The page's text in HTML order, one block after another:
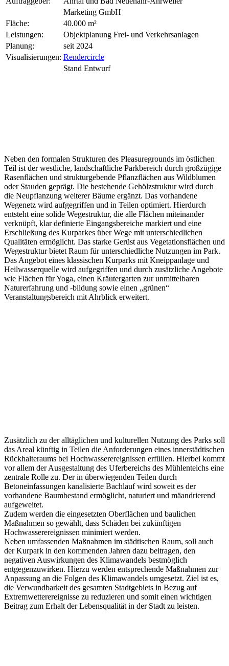
Marketing GmbH
Fläche:
40.000 m²
Leistungen:
Objektplanung Frei- und Verkehrsanlagen
Planung:
seit 2024
Visualisierungen: Rendercircle
Stand Entwurf
Neben den formalen Strukturen des Pleasuregrounds im östlichen
Teil ist der westliche, landschaftliche Parkbereich durch großzügige
Rasenflächen und strukturgebende Pflanzflächen aus Wildblumen
oder Stauden geprägt. Die bestehende Gehölzstruktur wird durch
die Neupflanzung weiterer Bäume ergänzt. Das vorhandene
Wegenetz wird aufgegriffen und in Teilen optimiert. Hierdurch
entsteht eine solide Wegestruktur, die alle Flächen miteinander
verknüpft, klar definierte Eingangsbereiche markiert und eine
Erschließung des Kurparkes über Wege mit unterschiedlichen
Qualitäten ermöglicht. Das starke Gerüst aus Vegetationsflächen und
Wegestruktur bietet Raum für unterschiedliche Nutzungen im Park.
Das Angebot eines klassischen Kurparks mit Kneippanlage und
Heilwasserquelle wird aufgegriffen und durch zusätzliche Angebote
wie Flächen für Yoga, einen Kräutergarten zur unmittelbaren
Naturerfahrung und -bildung sowie einen „grünen“
Veranstaltungsbereich mit Ahrblick erweitert.
Zusätzlich zu der alltäglichen und kulturellen Nutzung des Parks soll
das Areal künftig in Teilen die Anforderungen eines innerstädtischen
Rückhalteraums bei Hochwasserereignissen erfüllen. Hierbei kommt
vor allem der Ausgestaltung des Uferbereichs des Mühlenteichs eine
zentrale Rolle zu. Der in überwiegenden Teilen durch
Betoneinfassungen kanalisierte Bachlauf wird soweit es der
vorhandene Baumbestand ermöglicht, naturiert und mäandrierend
aufgeweitet.
Zudem werden die eingesetzten Oberflächen und baulichen
Maßnahmen so gewählt, dass Schäden bei zukünftigen
Hochwasserereignissen minimiert werden.
Neben umfassenden Maßnahmen im städtischen Raum, soll auch
der Kurpark in den kommenden Jahren dazu beitragen, den
negativen Auswirkungen des Klimawandels bestmöglich
entgegenzuwirken. Hierzu werden entsprechende Maßnahmen zur
Anpassung an die Folgen des Klimawandels umgesetzt. Ziel ist es,
die Verwundbarkeit des gesamten Stadtgebiets in Bezug auf
Extremwetterereignisse zu reduzieren und somit einen wichtigen
Beitrag zum Erhalt der Lebensqualität in der Stadt zu leisten.